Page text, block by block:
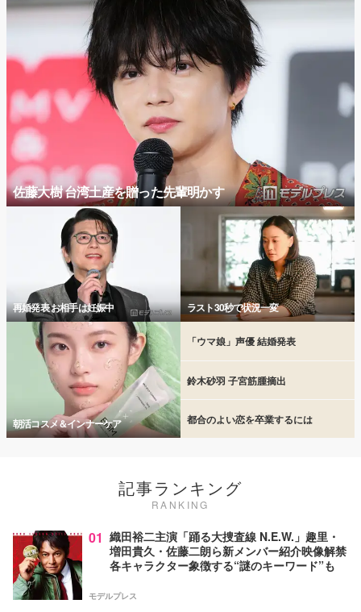
佐藤大樹 台湾土産を贈った先輩明かす
再婚発表 お相手は妊娠中 ラスト30秒で状況一変
朝活コスメ＆インナーケア
「ウマ娘」声優 結婚発表
鈴木砂羽 子宮筋腫摘出
都合のよい恋を卒業するには
記事ランキング
RANKING
01 織田裕二主演「踊る大捜査線 N.E.W.」趣里・
増田貴久・佐藤二朗ら新メンバー紹介映像解禁
各キャラクター象徴する“謎のキーワード”も
モデルプレス